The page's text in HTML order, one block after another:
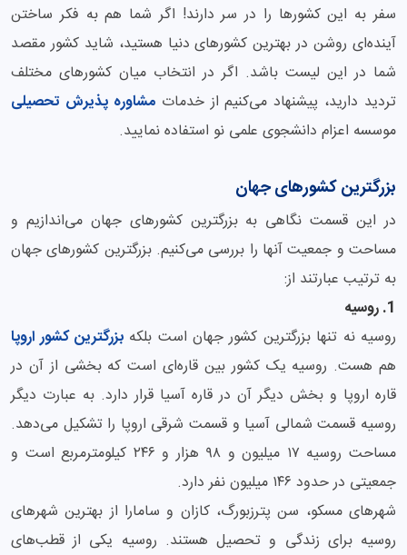
سفر به این کشورها را در سر دارند! اگر شما هم به فکر ساختن
آینده‌ای روشن در بهترین کشورهای دنیا هستید، شاید کشور مقصد
شما در این لیست باشد. اگر در انتخاب میان کشورهای مختلف
تردید دارید، پیشنهاد می‌کنیم از خدماتمشاوره پذیرش تحصیلی
موسسه اعزام دانشجوی علمی نو استفاده نمایید.
بزرگترین کشورهای جهان
در این قسمت نگاهی به بزرگترین کشورهای جهان می‌اندازیم و
مساحت و جمعیت آنها را بررسی می‌کنیم. بزرگترین کشورهای جهان
به ترتیب عبارتند از:
1. روسیه
روسیه نه تنها بزرگترین کشور جهان است بلکهبزرگترین کشور اروپا
هم هست. روسیه یک کشور بین قاره‌ای است که بخشی از آن در
قاره اروپا و بخش دیگر آن در قاره آسیا قرار دارد. به عبارت دیگر
روسیه قسمت شمالی آسیا و قسمت شرقی اروپا را تشکیل می‌دهد.
مساحت روسیه ۱۷ میلیون و ۹۸ هزار و ۲۴۶ کیلومترمربع است و
جمعیتی در حدود ۱۴۶ میلیون نفر دارد.
شهرهای مسکو، سن پترزبورگ، کازان و سامارا از بهترین شهرهای
روسیه برای زندگی و تحصیل هستند. روسیه یکی از قطب‌های